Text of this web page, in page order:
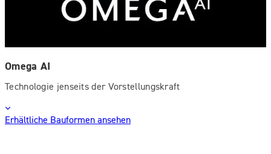
Omega AI
Technologie jenseits der Vorstellungskraft
Erhältliche Bauformen ansehen